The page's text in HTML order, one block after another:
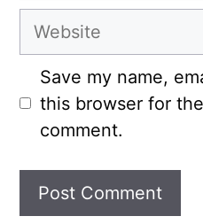
Website
Save my name,
this browser for
comment.